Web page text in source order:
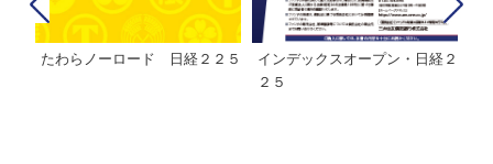
たわらノーロード 日経２２５
インデックスオープン・日経２
２５